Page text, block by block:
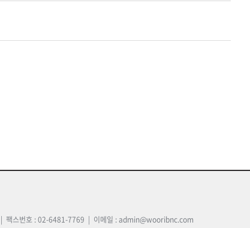
| 팩스번호 : 02-6481-7769 | 이메일 : admin@wooribnc.com